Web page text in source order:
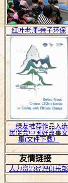
红叶老师-亲子环保
绿友推荐作品入选
民促会中国好故事文
集(文件下载）
友情链接
人力资源经理俱乐部